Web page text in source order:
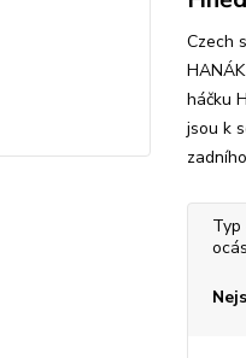
Czech
háčku
jsou k
Typ